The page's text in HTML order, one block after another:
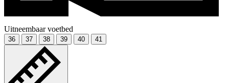
Uitneembaar voetbed
36 37 38 39 40 41